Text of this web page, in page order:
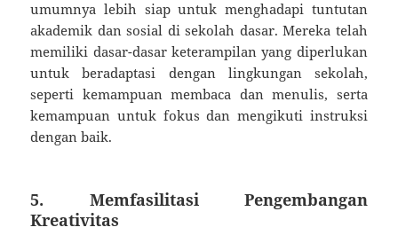
umumnya lebih siap untuk menghadapi tuntutan
akademik dan sosial di sekolah dasar. Mereka telah
memiliki dasar-dasar keterampilan yang diperlukan
untuk beradaptasi dengan lingkungan sekolah,
seperti kemampuan membaca dan menulis, serta
kemampuan untuk fokus dan mengikuti instruksi
dengan baik.
5. Memfasilitasi Pengembangan
Kreativitas